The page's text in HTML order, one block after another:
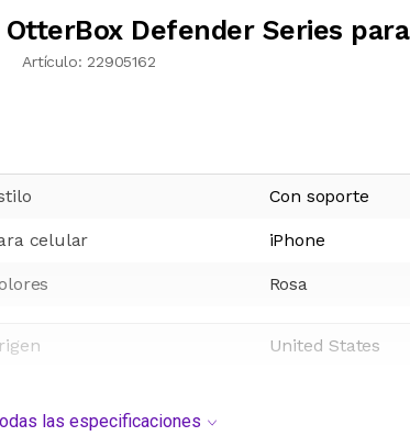
Defender Series para
Artículo: 22905162
Con soporte
celular iPhone
Rosa
United States
las especificaciones